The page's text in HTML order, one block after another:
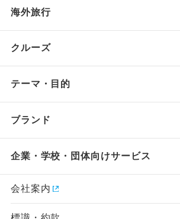
海外旅行
クルーズ
テーマ・目的
ブランド
企業・学校・団体向けサービス
会社案内